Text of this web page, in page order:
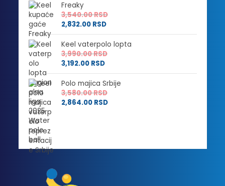
Freaky
3,540.00RSD
2,832.00 RSD
Keel vaterpolo lopta
3,990.00RSD
3,192.00 RSD
Polo majica Srbije
3,580.00RSD
2,864.00 RSD